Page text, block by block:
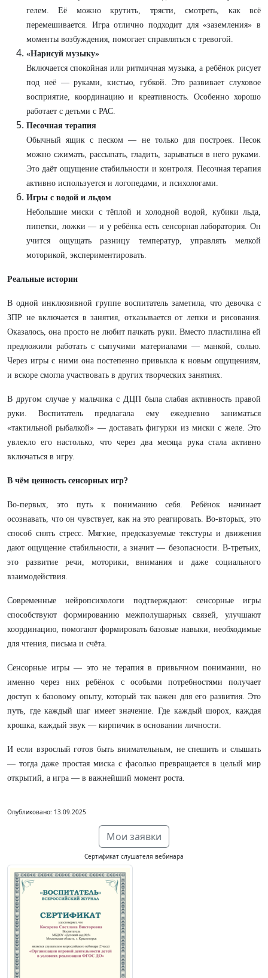
гелем. Её можно крутить, трясти, смотреть, как всё
перемешивается. Игра отлично подходит для «заземления» в
моменты возбуждения, помогает справляться с тревогой.
«Нарисуй музыку»
Включается спокойная или ритмичная музыка, а ребёнок рисует
под неё — руками, кистью, губкой. Это развивает слуховое
восприятие, координацию и креативность. Особенно хорошо
работает с детьми с РАС.
Песочная терапия
Обычный ящик с песком — не только для построек. Песок
можно сжимать, рассыпать, гладить, зарываться в него руками.
Это даёт ощущение стабильности и контроля. Песочная терапия
активно используется и логопедами, и психологами.
Игры с водой и льдом
Небольшие миски с тёплой и холодной водой, кубики льда,
пипетки, ложки — и у ребёнка есть сенсорная лаборатория. Он
учится ощущать разницу температур, управлять мелкой
моторикой, экспериментировать.
Реальные истории
В одной инклюзивной группе воспитатель заметила, что девочка с
ЗПР не включается в занятия, отказывается от лепки и рисования.
Оказалось, она просто не любит пачкать руки. Вместо пластилина ей
предложили работать с сыпучими материалами — манкой, солью.
Через игры с ними она постепенно привыкла к новым ощущениям,
и вскоре смогла участвовать в других творческих занятиях.
В другом случае у мальчика с ДЦП была слабая активность правой
руки. Воспитатель предлагала ему ежедневно заниматься
«тактильной рыбалкой» — доставать фигурки из миски с желе. Это
увлекло его настолько, что через два месяца рука стала активно
включаться в игру.
В чём ценность сенсорных игр?
Во-первых, это путь к пониманию себя. Ребёнок начинает
осознавать, что он чувствует, как на это реагировать. Во-вторых, это
способ снять стресс. Мягкие, предсказуемые текстуры и движения
дают ощущение стабильности, а значит — безопасности. В-третьих,
это развитие речи, моторики, внимания и даже социального
взаимодействия.
Современные нейропсихологи подтверждают: сенсорные игры
способствуют формированию межполушарных связей, улучшают
координацию, помогают формировать базовые навыки, необходимые
для чтения, письма и счёта.
Сенсорные игры — это не терапия в привычном понимании, но
именно через них ребёнок с особыми потребностями получает
доступ к базовому опыту, который так важен для его развития. Это
путь, где каждый шаг имеет значение. Где каждый шорох, каждая
крошка, каждый звук — кирпичик в основании личности.
И если взрослый готов быть внимательным, не спешить и слышать
— тогда даже простая миска с фасолью превращается в целый мир
открытий, а игра — в важнейший момент роста.
Опубликовано: 13.09.2025
Мои заявки
Сертификат слушателя вебинара